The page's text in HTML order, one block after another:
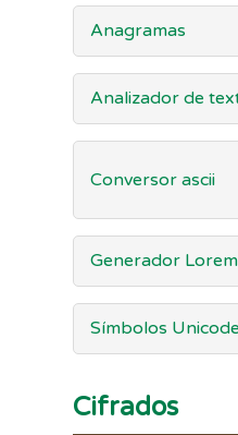
Anagramas
Analizador de
Conversor ascii
Generador
Símbolos Unicode
Cifrados